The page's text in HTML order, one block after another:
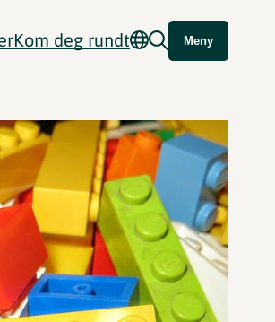
Kom deg rundt Meny